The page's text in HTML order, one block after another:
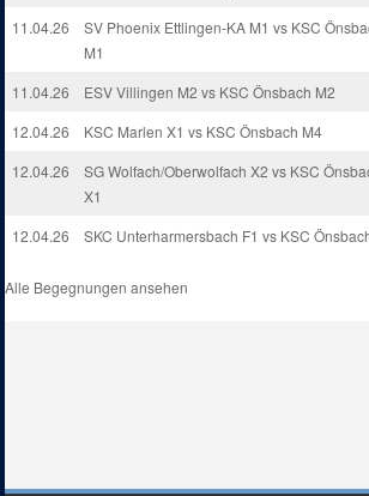
11.04.26
SV Phoenix Ettlingen-KA M1 vs KSC
M1
11.04.26 ESV Villingen M2 vs KSC Önsbach M2
12.04.26
KSC Marlen X1 vs KSC Önsbach M4
12.04.26
SG Wolfach/Oberwolfach X2 vs KSC
X1
12.04.26 SKC Unterharmersbach F1 vs KSC
Alle Begegnungen ansehen